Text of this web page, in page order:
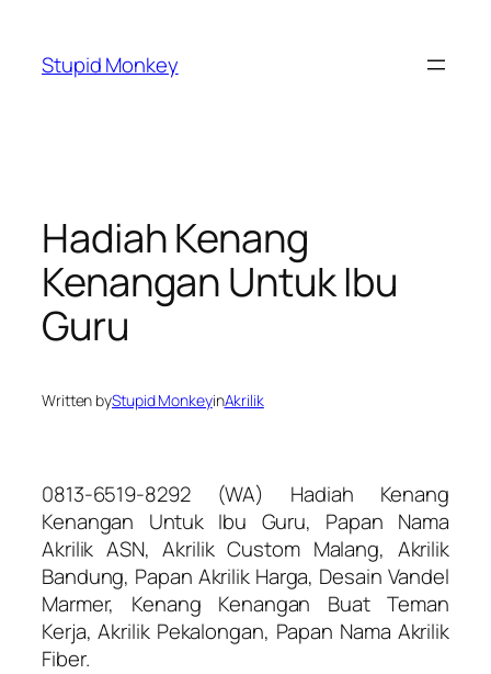
content
Stupid Monkey
Hadiah Kenang
Kenangan Untuk Ibu
Guru
Written byStupid MonkeyinAkrilik
0813-6519-8292 (WA) Hadiah Kenang
Kenangan Untuk Ibu Guru, Papan Nama
Akrilik ASN, Akrilik Custom Malang, Akrilik
Bandung, Papan Akrilik Harga, Desain Vandel
Marmer, Kenang Kenangan Buat Teman
Kerja, Akrilik Pekalongan, Papan Nama Akrilik
Fiber.